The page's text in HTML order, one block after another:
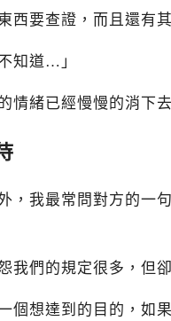
西要查證，而且還有
知道…」
情緒已經慢慢的消下
，我最常問對方的一
我們的規定很多，但
個想達到的目的，如